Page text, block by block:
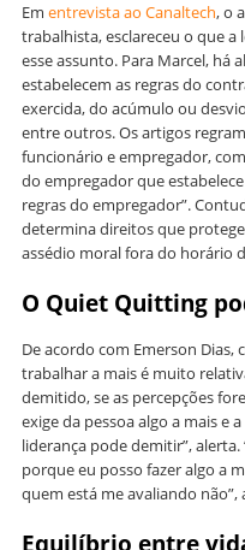
Em entrevista ao Canaltech, o
trabalhista, esclareceu o que a
esse assunto. Para Marcel, há
estabelecem as regras do
exercida, do acúmulo ou
entre outros. Os artigos
funcionário e empregador,
do empregador que
regras do empregador”.
determina direitos que
assédio moral fora do horário
O Quiet Quitting
De acordo com Emerson Dias,
trabalhar a mais é muito
demitido, se as percepções
exige da pessoa algo a mais e
liderança pode demitir”,
porque eu posso fazer algo a
quem está me avaliando não”,